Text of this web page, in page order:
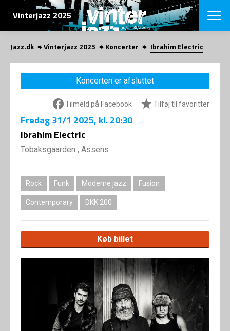
SØG
Vinterjazz 2025
English
VÆLG
COPENHAGEN
Jazz.dk Vinterjazz 2025 Koncerter Ibrahim Electric
Koncerten er afsluttet
Tilmeld på Facebook Tilføj til favoritter
Fredag31/1 2025, kl. 20:30
Ibrahim Electric
Tobaksgaarden , Assens
Rock Funk Moderne jazz Fusion
Contemporary DKK 200
Køb billet